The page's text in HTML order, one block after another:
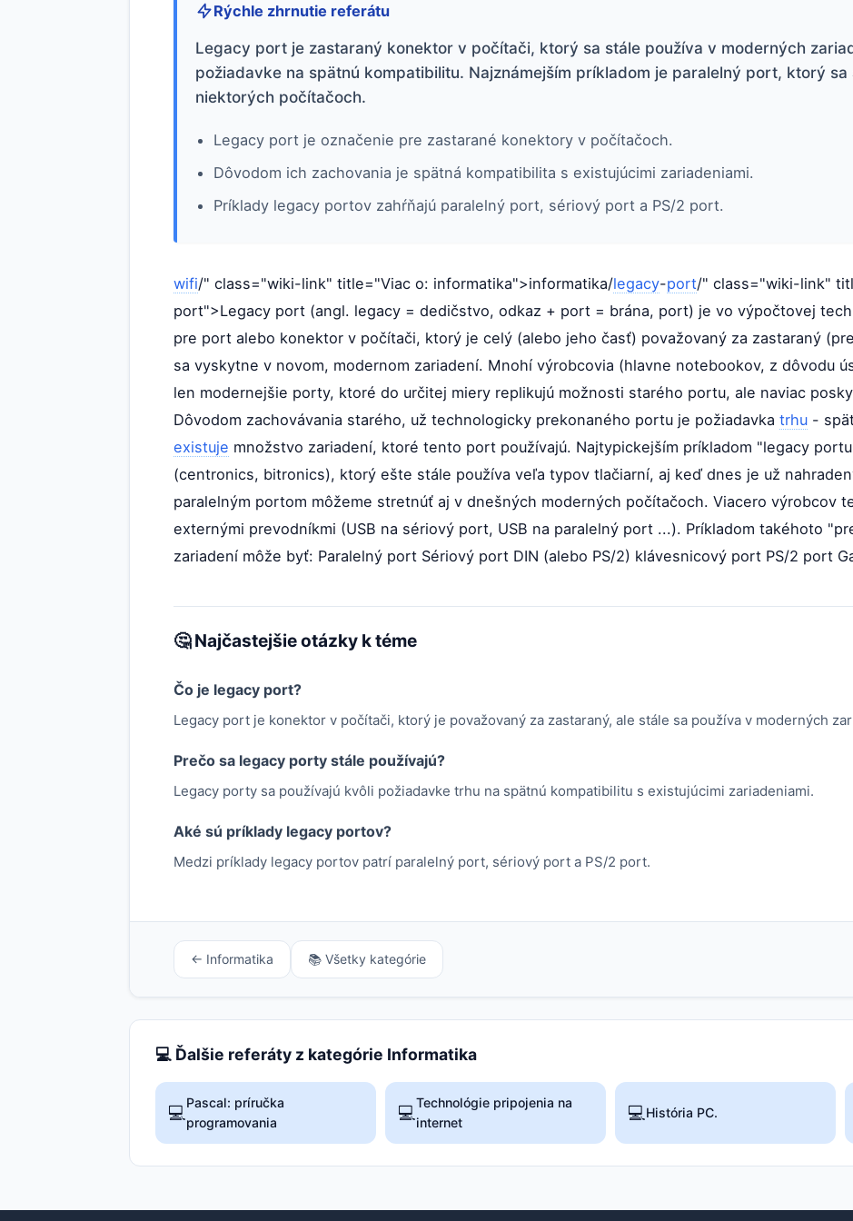
Rýchle zhrnutie referátu
Legacy port je zastaraný konektor v počítači, ktorý sa stále používa v moderných
požiadavke na spätnú kompatibilitu. Najznámejším príkladom je paralelný port, ktorý sa
niektorých počítačoch.
Legacy port je označenie pre zastarané konektory v počítačoch.
Dôvodom ich zachovania je spätná kompatibilita s existujúcimi zariadeniami.
Príklady legacy portov zahŕňajú paralelný port, sériový port a PS/2 port.
wifi/" class="wiki-link" title="Viac o: informatika">informatika/legacy-port/" class="wiki-link"
port">Legacy port (angl. legacy = dedičstvo, odkaz + port = brána, port) je vo výpočtovej
pre port alebo konektor v počítači, ktorý je celý (alebo jeho časť) považovaný za zastaraný
sa vyskytne v novom, modernom zariadení. Mnohí výrobcovia (hlavne notebookov, z dôvodu
len modernejšie porty, ktoré do určitej miery replikujú možnosti starého portu, ale naviac
Dôvodom zachovávania starého, už technologicky prekonaného portu je požiadavka trhu -
existuje množstvo zariadení, ktoré tento port používajú. Najtypickejším príkladom "legacy
(centronics, bitronics), ktorý ešte stále používa veľa typov tlačiarní, aj keď dnes je už
paralelným portom môžeme stretnúť aj v dnešných moderných počítačoch. Viacero výrobcov
externými prevodníkmi (USB na sériový port, USB na paralelný port ...). Príkladom takéhoto
zariadení môže byť: Paralelný port Sériový port DIN (alebo PS/2) klávesnicový port PS/2 port
🤔 Najčastejšie otázky k téme
Čo je legacy port?
Legacy port je konektor v počítači, ktorý je považovaný za zastaraný, ale stále sa používa v moderných
Prečo sa legacy porty stále používajú?
Legacy porty sa používajú kvôli požiadavke trhu na spätnú kompatibilitu s existujúcimi zariadeniami.
Aké sú príklady legacy portov?
Medzi príklady legacy portov patrí paralelný port, sériový port a PS/2 port.
← Informatika 📚 Všetky kategórie
💻 Ďalšie referáty z kategórie Informatika
💻Pascal: príručka
programovania
💻Technológie pripojenia na
internet
💻História PC.